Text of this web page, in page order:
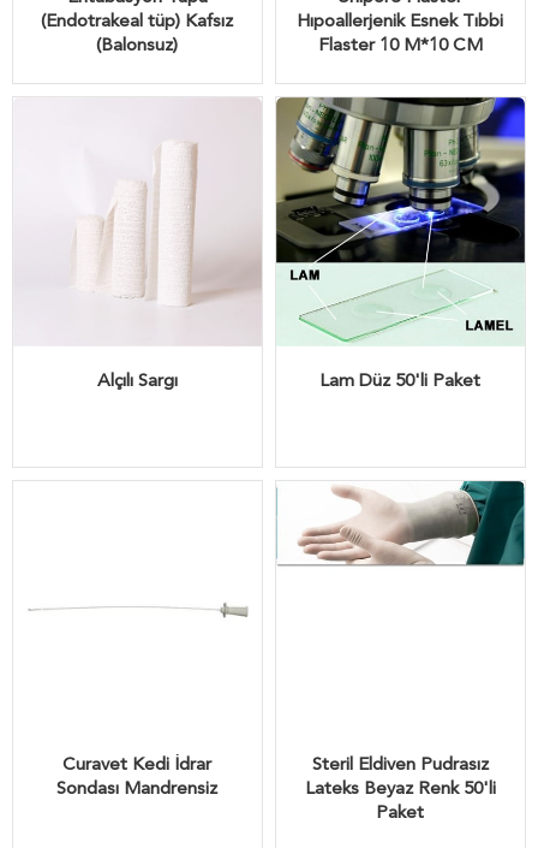
(Endotrakeal tüp) Kafsız
(Balonsuz)
Hıpoallerjenik Esnek Tıbbi
Flaster 10 M*10 CM
Alçılı Sargı Lam Düz 50'li Paket
Curavet Kedi İdrar
Sondası Mandrensiz
Steril Eldiven Pudrasız
Lateks Beyaz Renk 50'li
Paket